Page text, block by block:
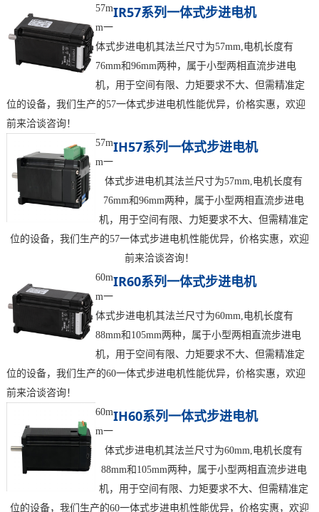
IR57系列一体式步进电机
57m
m一
体式步进电机其法兰尺寸为57mm,电机长度有
76mm和96mm两种，属于小型两相直流步进电
机，用于空间有限、力矩要求不大、但需精准定
位的设备，我们生产的57一体式步进电机性能优异，价格实惠，欢迎
前来洽谈咨询！
IH57系列一体式步进电机
57m
m一
体式步进电机其法兰尺寸为57mm,电机长度有
76mm和96mm两种，属于小型两相直流步进电
机，用于空间有限、力矩要求不大、但需精准定
位的设备，我们生产的57一体式步进电机性能优异，价格实惠，欢迎
前来洽谈咨询！
IR60系列一体式步进电机
60m
m一
体式步进电机其法兰尺寸为60mm,电机长度有
88mm和105mm两种，属于小型两相直流步进电
机，用于空间有限、力矩要求不大、但需精准定
位的设备，我们生产的60一体式步进电机性能优异，价格实惠，欢迎
前来洽谈咨询！
IH60系列一体式步进电机
60m
m一
体式步进电机其法兰尺寸为60mm,电机长度有
88mm和105mm两种，属于小型两相直流步进电
机，用于空间有限、力矩要求不大、但需精准定
位的设备，我们生产的60一体式步进电机性能优异，价格实惠，欢迎